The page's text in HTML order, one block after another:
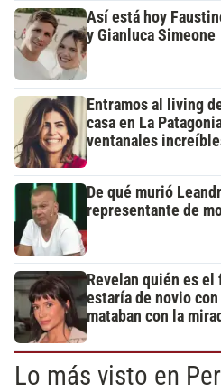
Así está hoy
y Gianluca Simeone
Entramos al living
casa en La
ventanales
De qué murió
representante de
Revelan quién es el
estaría de novio
mataban con la
Lo más visto en